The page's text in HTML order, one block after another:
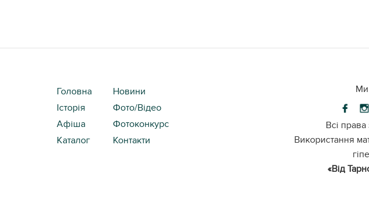
Головна
Новини
Історія
Фото/Відео
Афіша
Фотоконкурс
Каталог
Контакти
Ми
Всі
Використання
«Від